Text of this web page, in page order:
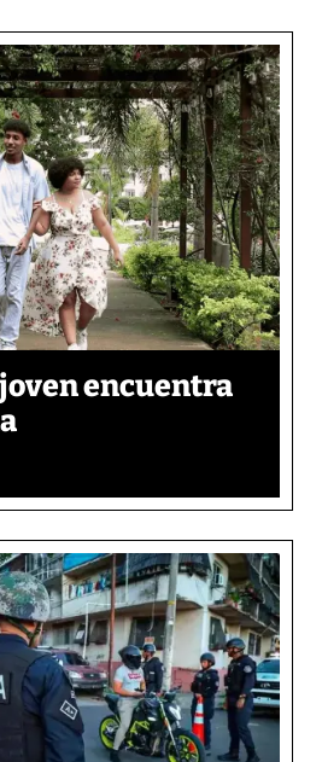
encuentra